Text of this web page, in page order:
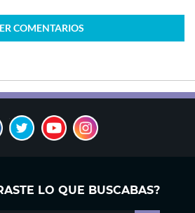
COMENTARIOS
LO QUE BUSCABAS?